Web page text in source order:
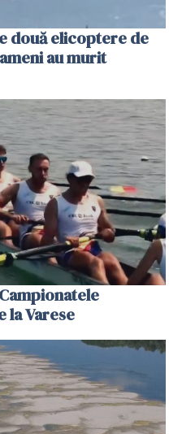
două elicoptere de
au murit
la Varese